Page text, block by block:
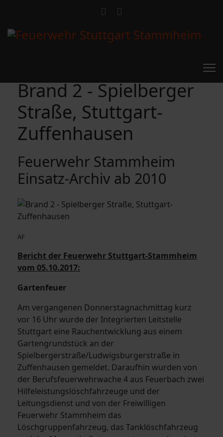
Feuerwehr Stammheim
Einsatz-Archiv ab 2010
Brand 2 - Spielberger
Straße, Stuttgart-
Zuffenhausen
AF
Bericht der Feuerwehr Stuttgart-Stammheim
vom 05.10.2017:
Gartenfeuer
Am vergangenen Donnerstagnachmittag kurz
vor 16 Uhr wurde der Integrierten Leitstelle
Stuttgart eine Rauchentwicklung aus einem
Gartengrundstück an der
Spielbergerstraße/Ludwigsburgerstraße in
Zuffenhausen gemeldet. Daraufhin wurden von
der Berufsfeuerwehrwache 4 aus Feuerbach zwei
Hilfeleistungslöschfahrzeuge und der
Leitungsdienst und von der Freiwilligen
Feuerwehr Stammheim das
Löschgruppenfahrzeug, das Tanklöschfahrzeug